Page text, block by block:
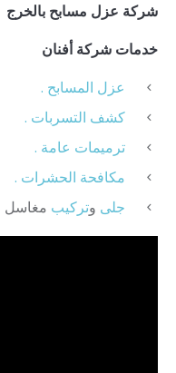
شركة عزل مسابح بالخرج
خدمات شركة أفنان
عزل المسابح .
كشف التسربات .
ترميمات عامة .
مكافحة الحشرات .
جلى وتركيب مغاسل